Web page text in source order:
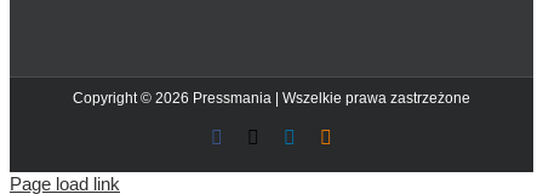
Copyright © 2026 Pressmania | Wszelkie prawa zastrzeżone
Facebook LinkedIn
Page load link